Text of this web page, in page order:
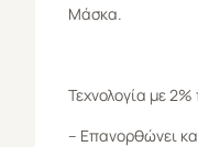
Μάσκα.
Τεχνολογία με
– Επανορθώνει